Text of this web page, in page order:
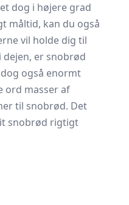
dog i højere grad
måltid, kan du også
vil holde dig til
er snobrød
også enormt
ord masser af
til snobrød. Det
snobrød rigtigt